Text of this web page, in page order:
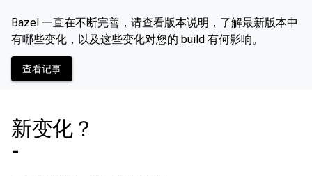
Bazel 一直在不断完善，请查看版本说明，了解最新版本中
有哪些变化，以及这些变化对您的 build 有何影响。
查看记事
新变化？
-